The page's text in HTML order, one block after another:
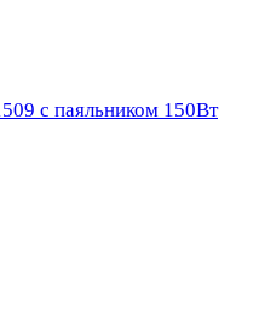
с паяльником 150Вт